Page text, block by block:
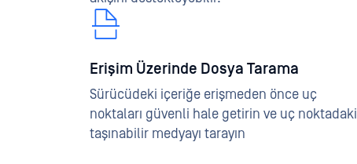
Erişim Üzerinde Dosya Tarama
Sürücüdeki içeriğe erişmeden önce uç
noktaları güvenli hale getirin ve uç noktadaki
taşınabilir medyayı tarayın